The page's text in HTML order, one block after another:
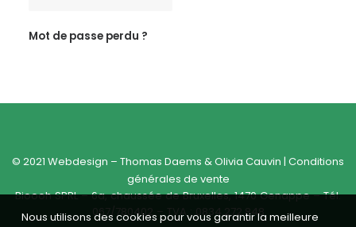
Mot de passe perdu ?
© 2021 Webdesign – Thomas Daems &Olivia Cauvin | Conditions
générales de vente
Bioooh SPRL – 6a, chaussée de Bruxelles, 1470 Genappe – Tél.
067/780402 – TVA : 0834.272.848
Nous utilisons des cookies pour vous garantir la meilleure